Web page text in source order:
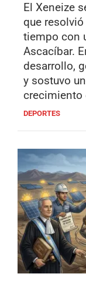
El Xeneize
que
tiempo con
Ascacíbar.
desarrollo,
y sostuvo
crecimiento
DEPORTES